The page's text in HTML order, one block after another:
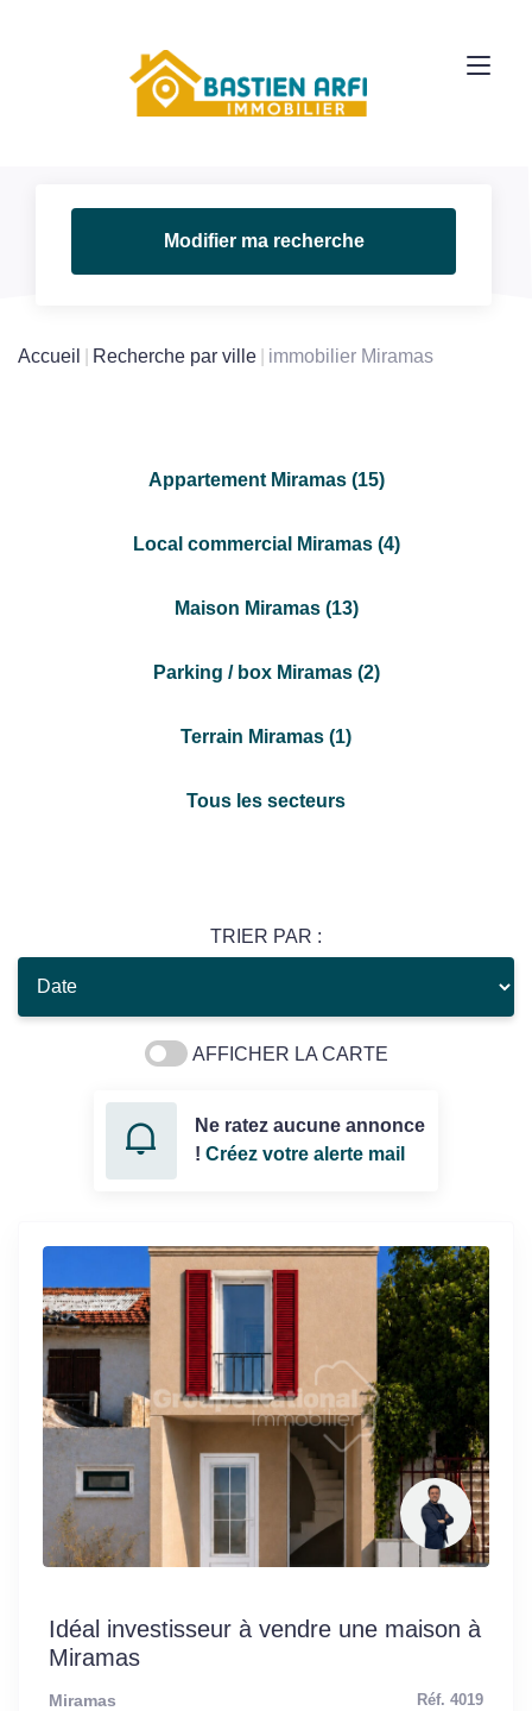
Modifier ma recherche
Accueil Recherche par ville immobilier Miramas
Appartement Miramas (15)
Local commercial Miramas (4)
Maison Miramas (13)
Parking / box Miramas (2)
Terrain Miramas (1)
Tous les secteurs
TRIER PAR :
AFFICHER LA CARTE
Ne ratez aucune annonce
! Créez votre alerte mail
Idéal investisseur à vendre une maison à
Miramas
Miramas Réf. 4019